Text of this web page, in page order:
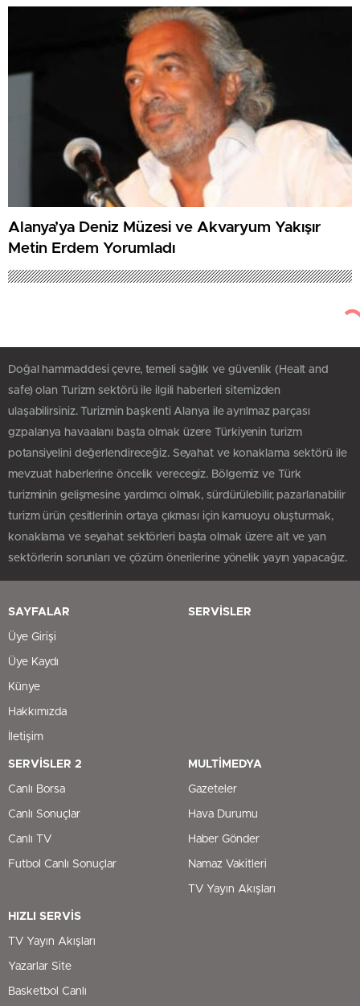
Alanya’ya Deniz Müzesi ve Akvaryum Yakışır
Metin Erdem Yorumladı
Doğal hammaddesi çevre, temeli sağlık ve güvenlik (Healt and
safe) olan Turizm sektörü ile ilgili haberleri sitemizden
ulaşabilirsiniz. Turizmin başkenti Alanya ile ayrılmaz parçası
gzpalanya havaalanı başta olmak üzere Türkiyenin turizm
potansiyelini değerlendireceğiz. Seyahat ve konaklama sektörü ile
mevzuat haberlerine öncelik verecegiz. Bölgemiz ve Türk
turizminin gelişmesine yardımcı olmak, sürdürülebilir, pazarlanabilir
turizm ürün çesitlerinin ortaya çıkması için kamuoyu oluşturmak,
konaklama ve seyahat sektörleri başta olmak üzere alt ve yan
sektörlerin sorunları ve çözüm önerilerine yönelik yayın yapacağız.
SAYFALAR
Üye Girişi
Üye Kaydı
Künye
Hakkımızda
İletişim
SERVİSLER
SERVİSLER 2
Canlı Borsa
Canlı Sonuçlar
Canlı TV
Futbol Canlı Sonuçlar
MULTİMEDYA
Gazeteler
Hava Durumu
Haber Gönder
Namaz Vakitleri
TV Yayın Akışları
HIZLI SERVİS
TV Yayın Akışları
Yazarlar Site
Basketbol Canlı